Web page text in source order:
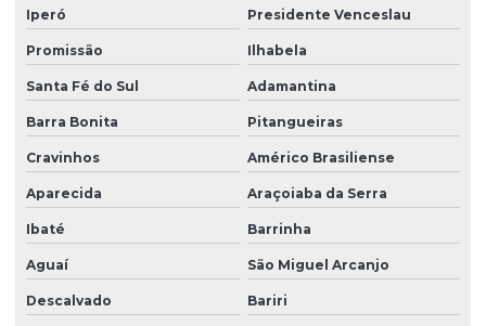
Manutenção predial facilities
Melhores empresas de portaria virtual
Orçamento de limpeza de fachada
Orçamento de limpeza de vidros
Patrimonial zeladoria
Portaria de condomínio automatizada
Portaria eletrônica
Portaria eletrônica condomínio
Iperó Presidente Venceslau
Promissão Ilhabela
Santa Fé do Sul Adamantina
Barra Bonita Pitangueiras
Cravinhos Américo Brasiliense
Aparecida Araçoiaba da Serra
Ibaté Barrinha
Aguaí São Miguel Arcanjo
Descalvado Bariri